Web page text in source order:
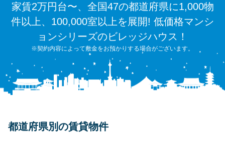
家賃2万円台〜、全国47の都道府県に1,000物
件以上、100,000室以上を展開! 低価格マンシ
ョンシリーズのビレッジハウス！
※契約内容によって敷金をお預かりする場合がございます。
都道府県別の賃貸物件